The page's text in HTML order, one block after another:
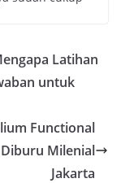
Latihan
untuk
Functional
Milenial
Jakarta